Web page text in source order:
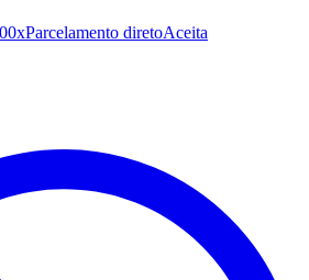
Parcelamento diretoAceita